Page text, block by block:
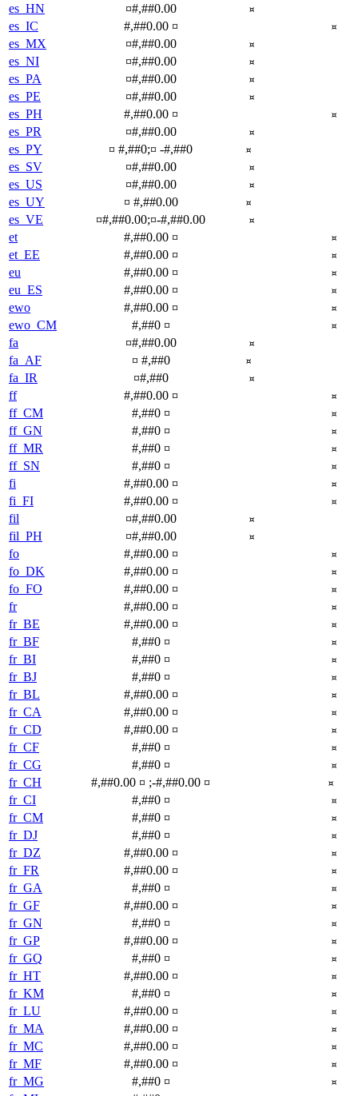
es_HN ¤#,##0.00 ¤
es_IC #,##0.00 ¤ ¤
es_MX ¤#,##0.00 ¤
es_NI ¤#,##0.00 ¤
es_PA ¤#,##0.00 ¤
es_PE ¤#,##0.00 ¤
es_PH #,##0.00 ¤ ¤
es_PR ¤#,##0.00 ¤
es_PY ¤ #,##0;¤ -#,##0 ¤
es_SV ¤#,##0.00 ¤
es_US ¤#,##0.00 ¤
es_UY ¤ #,##0.00 ¤
es_VE ¤#,##0.00;¤-#,##0.00 ¤
et #,##0.00 ¤ ¤
et_EE #,##0.00 ¤ ¤
eu #,##0.00 ¤ ¤
eu_ES #,##0.00 ¤ ¤
ewo #,##0.00 ¤ ¤
ewo_CM #,##0 ¤ ¤
fa ‎¤#,##0.00 ‎¤
fa_AF ¤ #,##0 ¤
fa_IR ‎¤#,##0 ‎¤
ff #,##0.00 ¤ ¤
ff_CM #,##0 ¤ ¤
ff_GN #,##0 ¤ ¤
ff_MR #,##0 ¤ ¤
ff_SN #,##0 ¤ ¤
fi #,##0.00 ¤ ¤
fi_FI #,##0.00 ¤ ¤
fil ¤#,##0.00 ¤
fil_PH ¤#,##0.00 ¤
fo #,##0.00 ¤ ¤
fo_DK #,##0.00 ¤ ¤
fo_FO #,##0.00 ¤ ¤
fr #,##0.00 ¤ ¤
fr_BE #,##0.00 ¤ ¤
fr_BF #,##0 ¤ ¤
fr_BI #,##0 ¤ ¤
fr_BJ #,##0 ¤ ¤
fr_BL #,##0.00 ¤ ¤
fr_CA #,##0.00 ¤ ¤
fr_CD #,##0.00 ¤ ¤
fr_CF #,##0 ¤ ¤
fr_CG #,##0 ¤ ¤
fr_CH #,##0.00 ¤ ;-#,##0.00 ¤ ¤
fr_CI #,##0 ¤ ¤
fr_CM #,##0 ¤ ¤
fr_DJ #,##0 ¤ ¤
fr_DZ #,##0.00 ¤ ¤
fr_FR #,##0.00 ¤ ¤
fr_GA #,##0 ¤ ¤
fr_GF #,##0.00 ¤ ¤
fr_GN #,##0 ¤ ¤
fr_GP #,##0.00 ¤ ¤
fr_GQ #,##0 ¤ ¤
fr_HT #,##0.00 ¤ ¤
fr_KM #,##0 ¤ ¤
fr_LU #,##0.00 ¤ ¤
fr_MA #,##0.00 ¤ ¤
fr_MC #,##0.00 ¤ ¤
fr_MF #,##0.00 ¤ ¤
fr_MG #,##0 ¤ ¤